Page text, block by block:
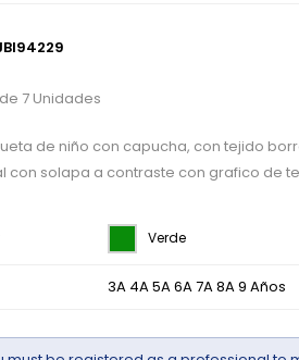
7 Unidades
de niño con capucha, con tejido
con solapa a contraste con grafico de
Verde
3A 4A 5A 6A 7A 8A 9 Años